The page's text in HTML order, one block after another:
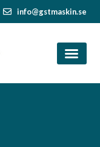
info@gstmaskin.se